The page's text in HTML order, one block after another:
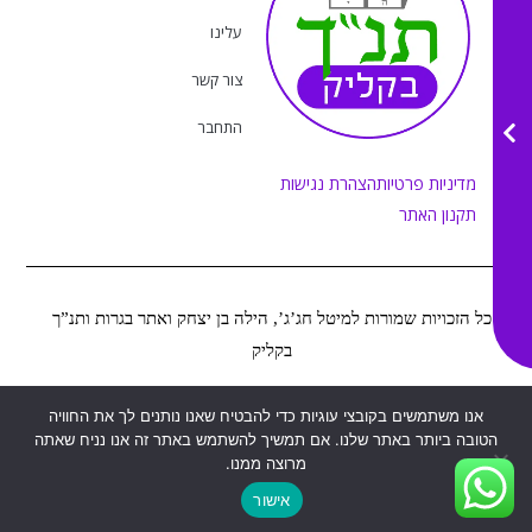
מדיניות פרטיותהצהרת נגישות
תקנון האתר
עלינו
צור קשר
התחבר
כל הזכויות שמורות למיטל חג’ג’, הילה בן יצחק ואתר בגרות ותנ”ך
בקליק
©נבנה ע”י2022
Web&MOR
אנו משתמשים בקובצי עוגיות כדי להבטיח שאנו נותנים לך את החוויה
הטובה ביותר באתר שלנו. אם תמשיך להשתמש באתר זה אנו נניח שאתה
מרוצה ממנו.
אישור